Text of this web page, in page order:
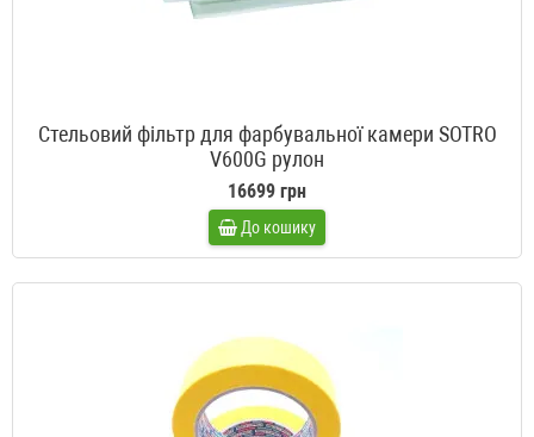
Стельовий фільтр для фарбувальної камери SOTRO
V600G рулон
16699 грн
До кошику